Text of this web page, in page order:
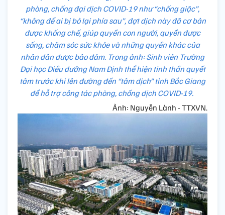
phòng, chống đại dịch COVID-19 như “chống giặc”,
“không để ai bị bỏ lại phía sau”, đợt dịch này đã cơ bản
được khống chế, giúp quyền con người, quyền được
sống, chăm sóc sức khỏe và những quyền khác của
nhân dân được bảo đảm. Trong ảnh: Sinh viên Trường
Đại học Điều dưỡng Nam Định thể hiện tinh thần quyết
tâm trước khi lên đường đến “tâm dịch” tỉnh Bắc Giang
để hỗ trợ công tác phòng, chống dịch COVID-19.
Ảnh: Nguyễn Lành - TTXVN.